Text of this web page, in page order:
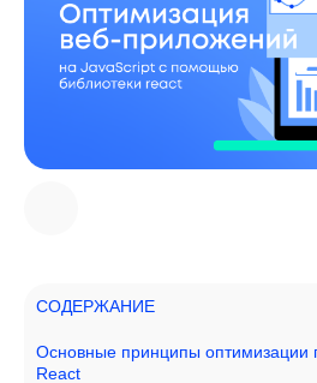
СОДЕРЖАНИЕ
Основные принципы оптимизации
React